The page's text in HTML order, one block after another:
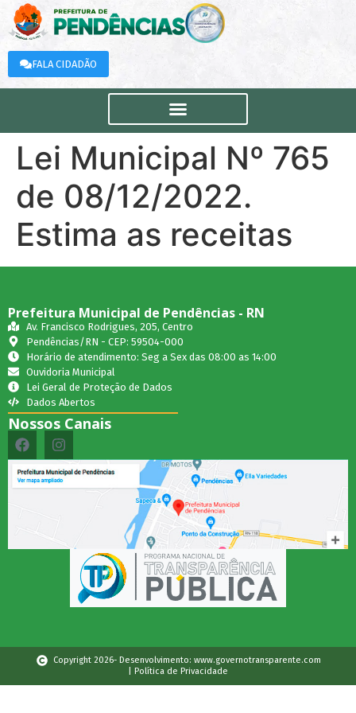
FALA CIDADÃO
Lei Municipal Nº 765
de 08/12/2022.
Estima as receitas
Prefeitura Municipal de Pendências - RN
Av. Francisco Rodrigues, 205, Centro
Pendências/RN - CEP: 59504-000
Horário de atendimento: Seg a Sex das 08:00 as 14:00
Ouvidoria Municipal
Lei Geral de Proteção de Dados
Dados Abertos
Nossos Canais
Copyright 2026- Desenvolvimento: www.governotransparente.com
| Política de Privacidade